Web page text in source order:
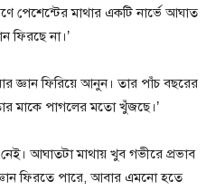
পেশেন্টের মাথার একটি নার্ভে আঘাত
ফিরছে না।’
জ্ঞান ফিরিয়ে আনুন। তার পাঁচ বছরের
মাকে পাগলের মতো খুঁজছে।’
আঘাতটা মাথায় খুব গভীরে প্রভাব
ফিরতে পারে, আবার এমনো হতে